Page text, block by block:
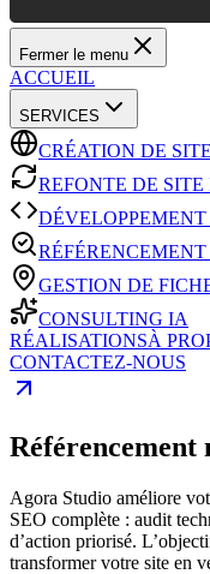
Fermer le menu
ACCUEIL
SERVICES
CRÉATION DE
REFONTE DE
GESTION DE
CONSULTING IA
RÉALISATIONSÀ
CONTACTEZ-NOUS
Référencement
Agora Studio améliore
SEO complète : audit
d’action priorisé.
transformer votre site en